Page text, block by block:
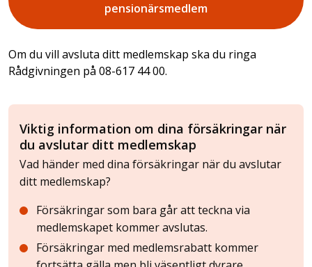
pensionärsmedlem
Om du vill avsluta ditt medlemskap ska du ringa
Rådgivningen på 08-617 44 00.
Viktig information om dina försäkringar när
du avslutar ditt medlemskap
Vad händer med dina försäkringar när du avslutar
ditt medlemskap?
Försäkringar som bara går att teckna via
medlemskapet kommer avslutas.
Försäkringar med medlemsrabatt kommer